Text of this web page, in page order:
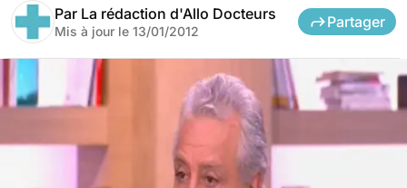
Par La rédaction d'Allo Docteurs
Mis à jour le 13/01/2012
Partager